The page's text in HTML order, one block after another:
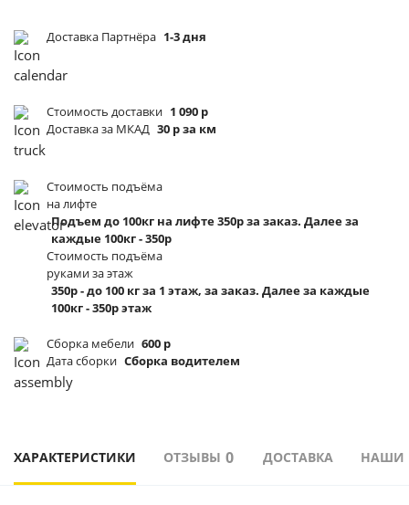
Доставка Партнёра 1-3 дня
Стоимость доставки 1 090 р
Доставка за МКАД 30 р за км
Стоимость подъёма
на лифте
Подъем до 100кг на лифте 350р за заказ. Далее за
каждые 100кг - 350р
Стоимость подъёма
руками за этаж
350р - до 100 кг за 1 этаж, за заказ. Далее за каждые
100кг - 350р этаж
Сборка мебели 600 р
Дата сборки Сборка водителем
ХАРАКТЕРИСТИКИ ОТЗЫВЫ 0 ДОСТАВКА НАШИ